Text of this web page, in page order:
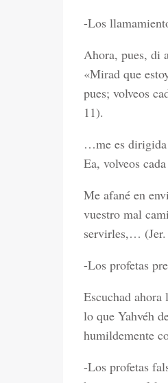
-Los
Ahora, pues, di
«Mirad que
pues; volveos
11).
…me es dirigida
Ea, volveos
Me afané en
vuestro mal
servirles,… (Jer.
-Los profetas
Escuchad
lo que Yahvéh
humildemente
-Los profetas